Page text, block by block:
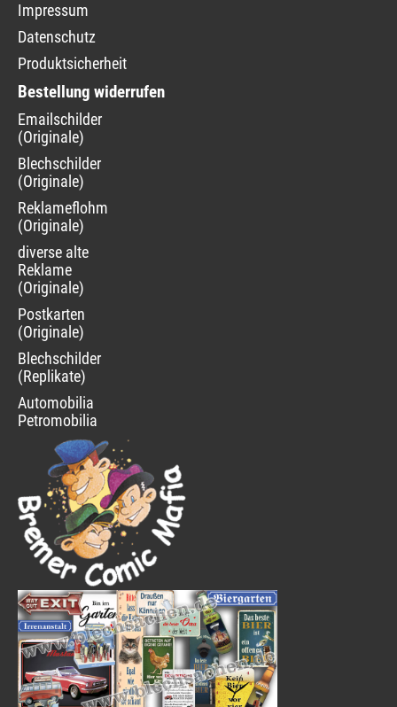
Impressum
Datenschutz
Produktsicherheit
Bestellung widerrufen
Navigation
überspringen
Emailschilder
(Originale)
Blechschilder
(Originale)
Reklameflohmarkt
(Originale)
diverse alte
Reklame
(Originale)
Postkarten
(Originale)
Blechschilder
(Replikate)
Automobilia
Petromobilia